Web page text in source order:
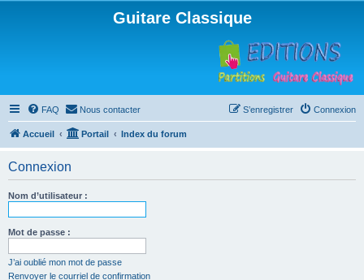
Guitare Classique
FAQ Nous contacter Connexion
S’enregistrer
Accueil Portail Index du forum
Connexion
Nom d’utilisateur :
Mot de passe :
J’ai oublié mon mot de passe
Renvoyer le courriel de confirmation